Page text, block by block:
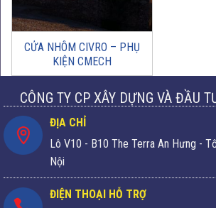
CỬA NHÔM CIVRO – PHỤ
KIỆN CMECH
CÔNG TY CP XÂY DỰNG VÀ ĐẦU
ĐỊA CHỈ
Lô V10 - B10 The Terra An Hưng -
Nội
ĐIỆN THOẠI HỖ TRỢ